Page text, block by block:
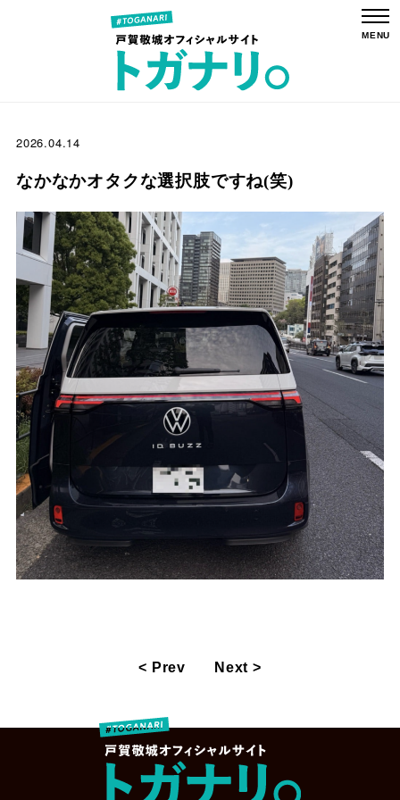
2026.04.14
なかなかオタクな選択肢ですね(笑)
< Prev Next >